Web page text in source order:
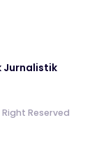
Jurnalistik
Right Reserved